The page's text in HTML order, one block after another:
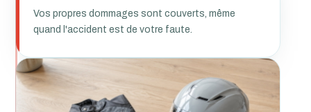
Vos propres dommages sont couverts, même
quand l'accident est de votre faute.